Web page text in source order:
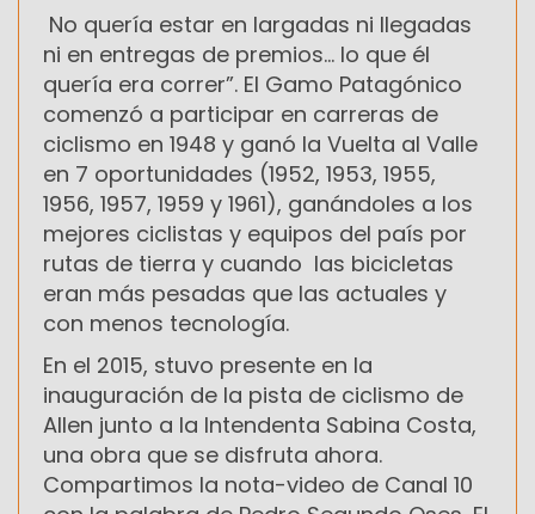
No quería estar en largadas ni llegadas
ni en entregas de premios... lo que él
quería era correr”. El Gamo Patagónico
comenzó a participar en carreras de
ciclismo en 1948 y ganó la Vuelta al Valle
en 7 oportunidades (1952, 1953, 1955,
1956, 1957, 1959 y 1961), ganándoles a los
mejores ciclistas y equipos del país por
rutas de tierra y cuando las bicicletas
eran más pesadas que las actuales y
con menos tecnología.
En el 2015, stuvo presente en la
inauguración de la pista de ciclismo de
Allen junto a la Intendenta Sabina Costa,
una obra que se disfruta ahora.
Compartimos la nota-video de Canal 10